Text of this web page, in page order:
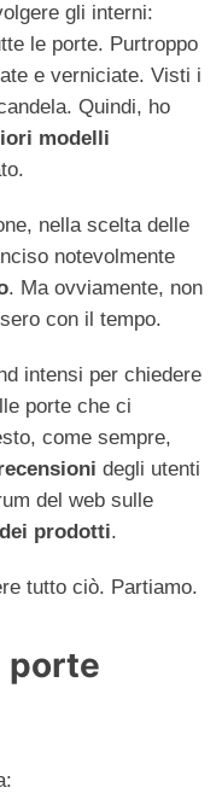
gli interni:
le porte. Purtroppo
e verniciate. Visti i
Quindi, ho
modelli
nella scelta delle
notevolmente
. Ma ovviamente, non
con il tempo.
intensi per chiedere
porte che ci
come sempre,
degli utenti
del web sulle
prodotti.
tutto ciò. Partiamo.
porte